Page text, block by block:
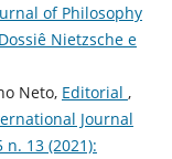
of Philosophy
Nietzsche e
Neto, Editorial ,
Journal
13 (2021):